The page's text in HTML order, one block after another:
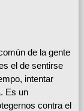
de la gente
el de sentirse
intentar
Es un
contra el